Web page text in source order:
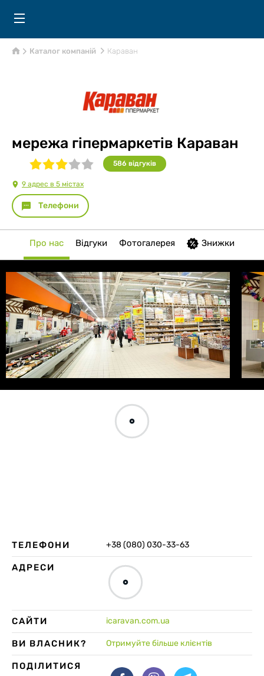
Каталог компаній Караван
мережа гіпермаркетів Караван
586 відгуків
9 адрес в 5 містах
Телефони
Про нас Відгуки Фотогалерея Знижки
ТЕЛЕФОНИ +38 (080) 030-33-63
АДРЕСИ
САЙТИ icaravan.com.ua
ВИ ВЛАСНИК? Отримуйте більше клієнтів
ПОДІЛИТИСЯ